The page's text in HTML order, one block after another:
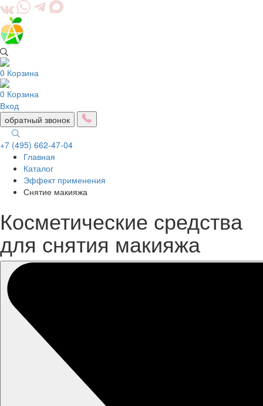
0 Корзина
0 Корзина
Вход
обратный звонок
+7 (495) 662-47-04
Главная
Каталог
Эффект применения
Снятие макияжа
Косметические средства
для снятия макияжа